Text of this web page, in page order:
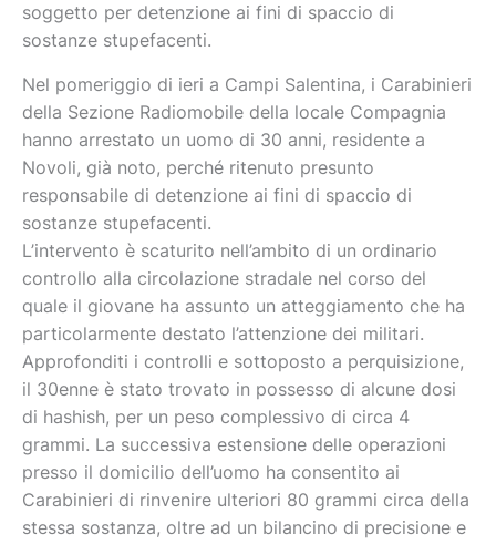
soggetto per detenzione ai fini di spaccio di
sostanze stupefacenti.
Nel pomeriggio di ieri a Campi Salentina, i Carabinieri
della Sezione Radiomobile della locale Compagnia
hanno arrestato un uomo di 30 anni, residente a
Novoli, già noto, perché ritenuto presunto
responsabile di detenzione ai fini di spaccio di
sostanze stupefacenti.
L’intervento è scaturito nell’ambito di un ordinario
controllo alla circolazione stradale nel corso del
quale il giovane ha assunto un atteggiamento che ha
particolarmente destato l’attenzione dei militari.
Approfonditi i controlli e sottoposto a perquisizione,
il 30enne è stato trovato in possesso di alcune dosi
di hashish, per un peso complessivo di circa 4
grammi. La successiva estensione delle operazioni
presso il domicilio dell’uomo ha consentito ai
Carabinieri di rinvenire ulteriori 80 grammi circa della
stessa sostanza, oltre ad un bilancino di precisione e